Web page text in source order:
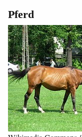
Pferd